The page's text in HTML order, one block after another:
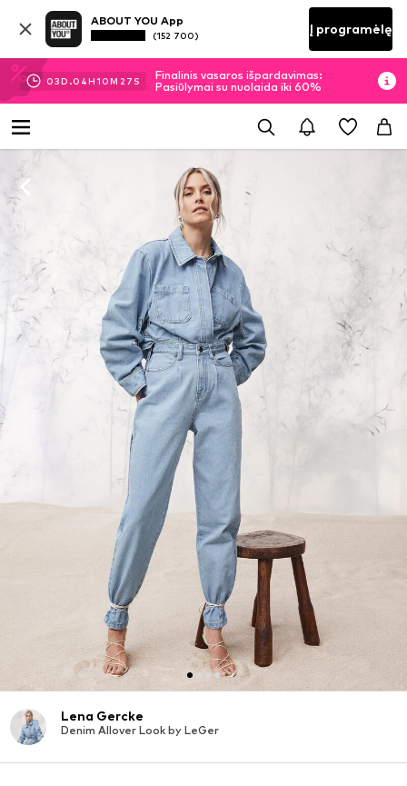
ABOUT YOU App
(152 700) Į programėlę
03D.04H10M 26 S
Finalinis vasaros išpardavimas:
Pasiūlymai su nuolaida iki 60%
Lena Gercke
Denim Allover Look by LeGer